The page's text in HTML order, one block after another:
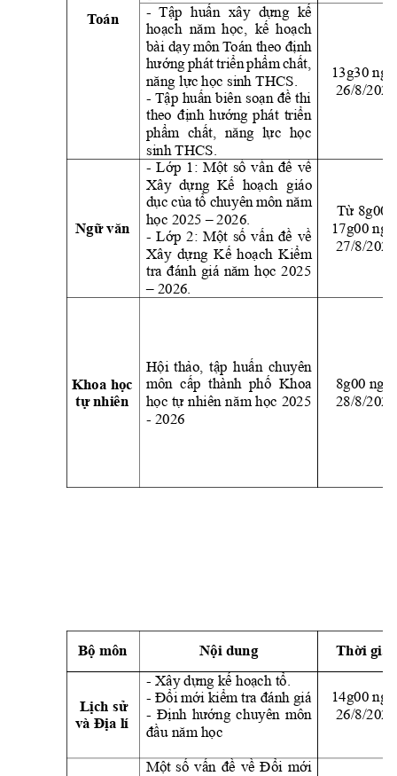
Toán - Tập huấn xây dựng kế
hoạch  năm học,  kế hoạch
bài dạy môn Toán theo định
hướng phát triển phẩm chất,
năng lực học sinh THCS.
- Tập huấn biên soạn đề thi
theo định hướng phát triển
phẩm chất, năng lực học
sinh THCS.
13g30
26/8/2025
Ngữ văn
- Lớp 1: Một số vấn đề về
Xây  dựng  Kế hoạch giáo
dục của tổ chuyên môn năm
học 2025 – 2026.
- Lớp 2: Một số vấn đề về
Xây dựng Kế hoạch Kiểm
tra đánh giá năm học 2025
– 2026.
Từ 8g00
17g00
27/8/2025
Khoa học
tự nhiên
Hội thảo, tập huấn chuyên
môn  cấp  thành  phố  Khoa
học tự nhiên năm học 2025
- 2026
8g00
28/8/2025
Bộ môn Nội dung Thời gian
Lịch sử
và Địa lí
- Xây dựng kế hoạch tổ
- Đổi mới kiểm tra đánh giá
- Định hướng chuyên môn
đầu năm học
14g00
26/8/2025
Một số vấn đề về Đổi mới